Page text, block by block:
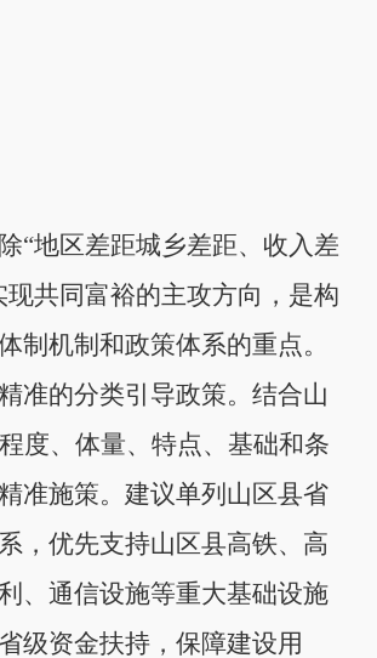
地区差距城乡差距、收入差
现共同富裕的主攻方向，是构
制机制和政策体系的重点。
准的分类引导政策。结合山
度、体量、特点、基础和条
准施策。建议单列山区县省
，优先支持山区县高铁、高
、通信设施等重大基础设施
级资金扶持，保障建设用